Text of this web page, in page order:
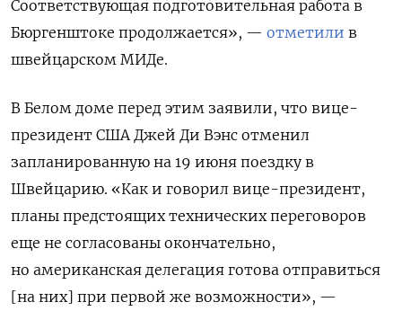
Соответствующая подготовительная работа в
Бюргенштоке продолжается», — отметили в
швейцарском МИДе.
В Белом доме перед этим заявили, что вице-
президент США Джей Ди Вэнс отменил
запланированную на 19 июня поездку в
Швейцарию. «Как и говорил вице-президент,
планы предстоящих технических переговоров
еще не согласованы окончательно,
но американская делегация готова отправиться
[на них] при первой же возможности», —